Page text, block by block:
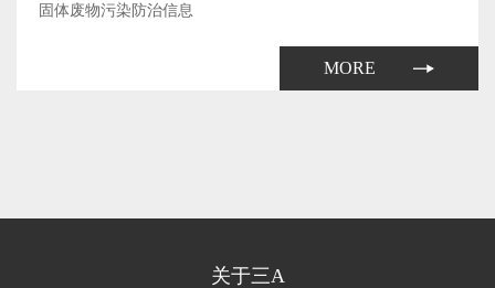
固体废物污染防治信息
MORE
关于三A